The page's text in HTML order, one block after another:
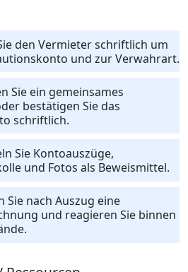
den Vermieter schriftlich um
und zur Verwahrart.
Sie ein gemeinsames
bestätigen Sie das
schriftlich.
Sie Kontoauszüge,
und Fotos als Beweismittel.
Sie nach Auszug eine
und reagieren Sie binnen